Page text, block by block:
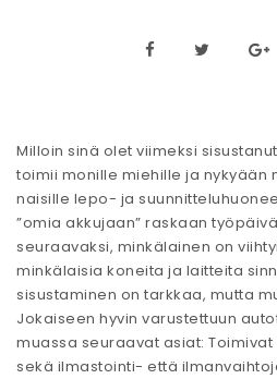
Milloin sinä olet viimeksi
toimii monille miehille ja nykyään
naisille lepo- ja
”omia akkujaan” raskaan
seuraavaksi, minkälainen on
minkälaisia koneita ja laitteita
sisustaminen on tarkkaa, mutta
Jokaiseen hyvin varustettuun
muassa seuraavat asiat:
sekä ilmastointi- että